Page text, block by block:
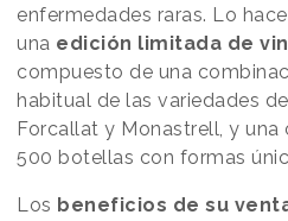
enfermedades raras. Lo
una edición limitada de
compuesto de una
habitual de las variedades
Forcallat y Monastrell, y
500 botellas con formas
Los beneficios de su